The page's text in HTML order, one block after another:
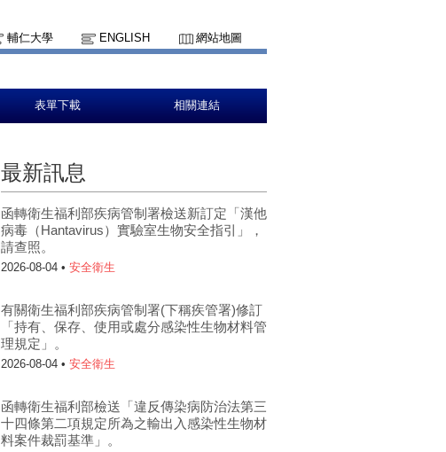
輔仁大學 ENGLISH 網站地圖
表單下載 相關連結
最新訊息
函轉衛生福利部疾病管制署檢送新訂定「漢他
病毒（Hantavirus）實驗室生物安全指引」，
請查照。
2026-08-04 • 安全衛生
有關衛生福利部疾病管制署(下稱疾管署)修訂
「持有、保存、使用或處分感染性生物材料管
理規定」。
2026-08-04 • 安全衛生
函轉衛生福利部檢送「違反傳染病防治法第三
十四條第二項規定所為之輸出入感染性生物材
料案件裁罰基準」。